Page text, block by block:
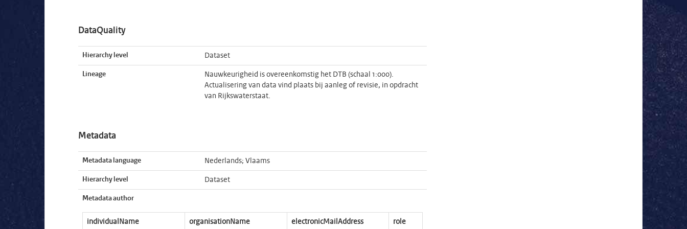
DataQuality
Hierarchy level Dataset
Lineage
Nauwkeurigheid is overeenkomstig het DTB (schaal 1:000).
Actualisering van data vind plaats bij aanleg of revisie, in opdracht
van Rijkswaterstaat.
Metadata
Metadata language Nederlands; Vlaams
Hierarchy level Dataset
Metadata author
individualName organisationName electronicMailAddress role